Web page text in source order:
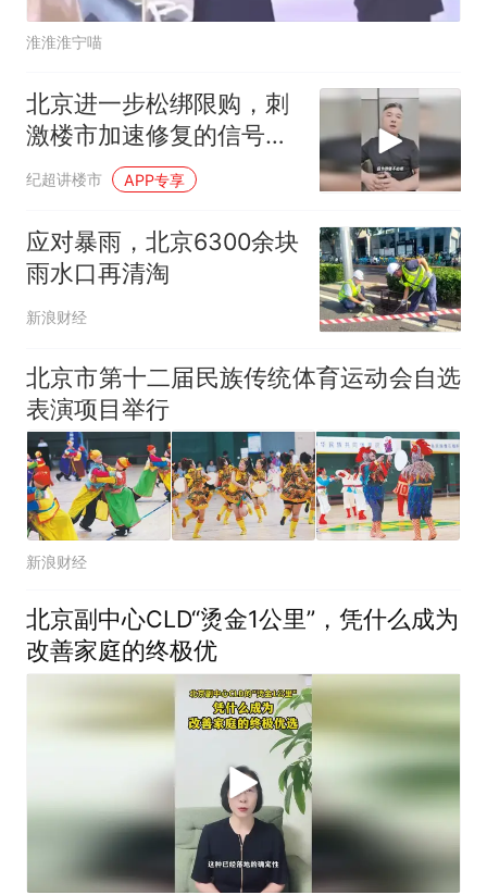
淮淮淮宁喵
北京进一步松绑限购，刺
激楼市加速修复的信号更
强烈了！
纪超讲楼市 APP专享
应对暴雨，北京6300余块
雨水口再清淘
新浪财经
北京市第十二届民族传统体育运动会自选
表演项目举行
新浪财经
北京副中心CLD“烫金1公里”，凭什么成为
改善家庭的终极优